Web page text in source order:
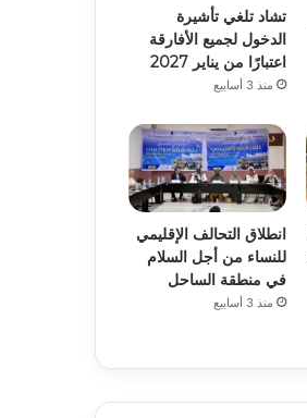
تشاد تلغي تأشيرة
الدخول لجميع الأفارقة
اعتبارًا من يناير 2027
منذ 3 أسابيع
انطلاق التحالف الإقليمي
للنساء من أجل السلام
في منطقة الساحل
منذ 3 أسابيع